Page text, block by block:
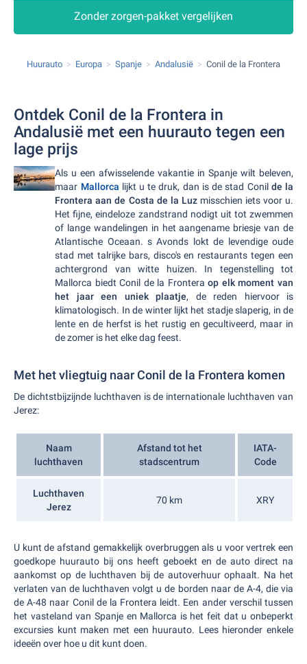
Zonder zorgen-pakket vergelijken
Huurauto Europa Spanje Andalusië Conil de la Frontera
Ontdek Conil de la Frontera in
Andalusië met een huurauto tegen een
lage prijs
Als u een afwisselende vakantie in Spanje wilt beleven,
maar Mallorca lijkt u te druk, dan is de stad Conil de la
Frontera aan de Costa de la Luz misschien iets voor u.
Het fijne, eindeloze zandstrand nodigt uit tot zwemmen
of lange wandelingen in het aangename briesje van de
Atlantische Oceaan. s Avonds lokt de levendige oude
stad met talrijke bars, disco's en restaurants tegen een
achtergrond van witte huizen. In tegenstelling tot
Mallorca biedt Conil de la Fronteraop elk moment van
het jaar een uniek plaatje, de reden hiervoor is
klimatologisch. In de winter lijkt het stadje slaperig, in de
lente en de herfst is het rustig en gecultiveerd, maar in
de zomer is het elke dag feest.
Met het vliegtuig naar Conil de la Frontera komen
De dichtstbijzijnde luchthaven is de internationale luchthaven van
Jerez:
Naam
luchthaven
Afstand tot het
stadscentrum
IATA-
Code
Luchthaven
Jerez
70 km XRY
U kunt de afstand gemakkelijk overbruggen als u voor vertrek een
goedkope huurauto bij ons heeft geboekt en de auto direct na
aankomst op de luchthaven bij de autoverhuur ophaalt. Na het
verlaten van de luchthaven volgt u de borden naar de A-4, die via
de A-48 naar Conil de la Frontera leidt. Een ander verschil tussen
het vasteland van Spanje en Mallorca is het feit dat u onbeperkt
excursies kunt maken met een huurauto. Lees hieronder enkele
ideeën over hoe u dit kunt doen.